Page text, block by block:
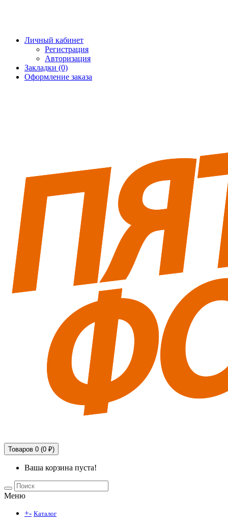
Личный кабинет
Регистрация
Авторизация
Закладки (0)
Оформление заказа
Товаров 0 (0 ₽)
Ваша корзина пуста!
Меню
+- Каталог